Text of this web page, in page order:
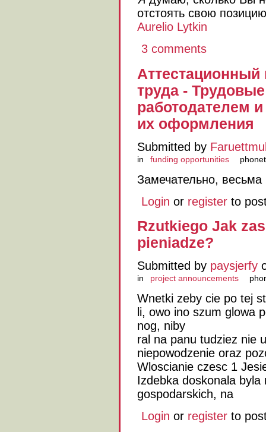
отстоять свою
Aurelio Lytkin
3 comments
Аттестационный
труда -
работодателем
их оформления
Submitted by
in funding opportunities
Замечательно,
Login or register to
Rzutkiego Jak
pieniadze?
Submitted by paysjerfy
in project announcements
Wnetki zeby cie po tej
li, owo ino szum glowa
nog, niby
ral na panu tudziez nie
niepowodzenie oraz
Wloscianie czesc 1
Izdebka doskonala
gospodarskich, na
Login or register to